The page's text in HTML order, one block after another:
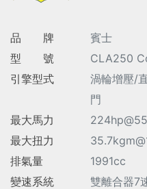
品 牌
賓士
型 號
CLA250
引擎型式
渦輪增壓/
門
最大馬力
最大扭力
排氣量
1991cc
變速系統
雙離合器7